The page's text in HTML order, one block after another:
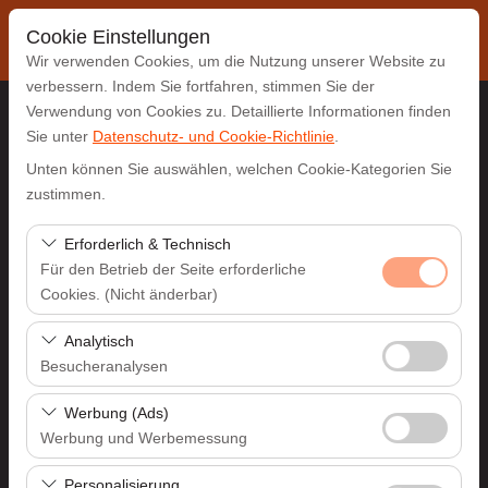
Cookie Einstellungen
Wir verwenden Cookies, um die Nutzung unserer Website zu
verbessern. Indem Sie fortfahren, stimmen Sie der
Verwendung von Cookies zu. Detaillierte Informationen finden
Sie unter Datenschutz- und Cookie-Richtlinie
Unten können Sie auswählen, welchen Cookie-Kategorien Sie
zustimmen.
Erforderlich & Technisch
Für den Betrieb der Seite erforderliche
Cookies. (Nicht änderbar)
Diese Cookies sind für das ordnungsgemäße
Funktionieren der Website, die Sicherheit, die
Sitzungsverwaltung und grundlegende Funktionen
erforderlich. Sie können nicht deaktiviert werden.
Analytisch
Besucheranalysen
Diese Cookies ermöglichen es uns, zu analysieren, wie
unsere Website genutzt wird (Besucherzahl,
meistbesuchte Seiten, Nutzerverhalten). Diese Daten
werden verwendet, um die Leistung der Website zu
Werbung (Ads)
Werbung und Werbemessung
Diese Cookies ermöglichen es uns, Ihnen auf Ihre
Abholstation
Eine andere Rückgabestation auswählen
Abholdatum & Zeit
Rückgabedatum & Zeit